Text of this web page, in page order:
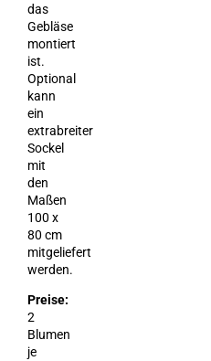
das
Gebläse
montiert
ist.
Optional
kann
ein
extrabreiter
Sockel
mit
den
Maßen
100 x
80 cm
mitgeliefert
werden.
Preise:
2
Blumen
je